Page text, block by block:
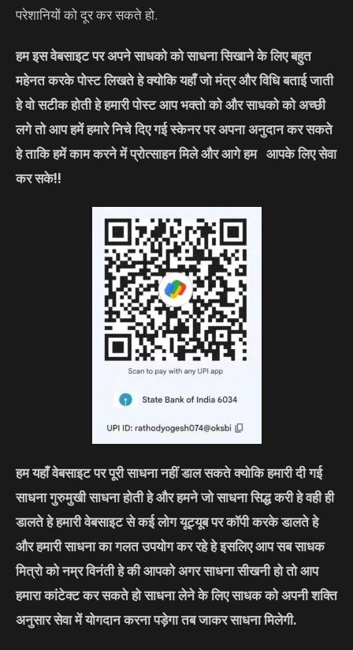
परेशानियों को दूर कर सकते हो.
हम इस वेबसाइट पर अपने साधको को साधना सिखाने के लिए बहुत
महेनत करके पोस्ट लिखते हे क्योकि यहाँ जो मंत्र और विधि बताई जाती
हे वो सटीक होती हे हमारी पोस्ट आप भक्तो को और साधको को अच्छी
लगे तो आप हमें हमारे निचे दिए गई स्केनर पर अपना अनुदान कर सकते
हे ताकि हमें काम करने में प्रोत्साहन मिले और आगे हम आपके लिए सेवा
कर सके!!
हम यहाँ वेबसाइट पर पूरी साधना नहीं डाल सकते क्योकि हमारी दी गई
साधना गुरुमुखी साधना होती हे और हमने जो साधना सिद्ध करी हे वही ही
डालते हे हमारी वेबसाइट से कई लोग यूट्यूब पर कॉपी करके डालते हे
और हमारी साधना का गलत उपयोग कर रहे हे इसलिए आप सब साधक
मित्रो को नम्र विनंती हे की आपको अगर साधना सीखनी हो तो आप
हमारा कांटेक्ट कर सकते हो साधना लेने के लिए साधक को अपनी शक्ति
अनुसार सेवा में योगदान करना पड़ेगा तब जाकर साधना मिलेगी.